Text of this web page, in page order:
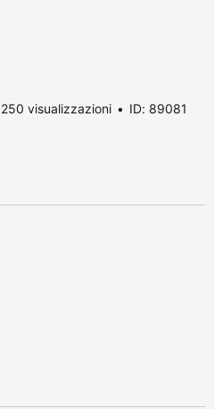
250 visualizzazioni ID: 89081